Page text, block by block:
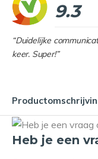
9.3
“Duidelijke
keer. Super!”
Heb je een